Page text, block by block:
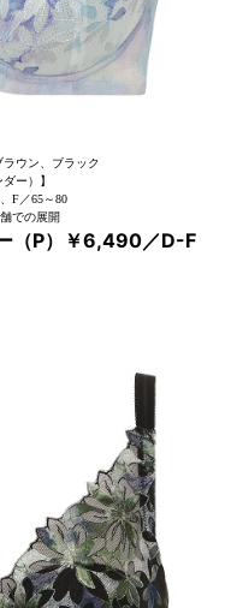
ウン、ブラック
ー）】
F／65～80
での展開
（P）￥6,490／D-F